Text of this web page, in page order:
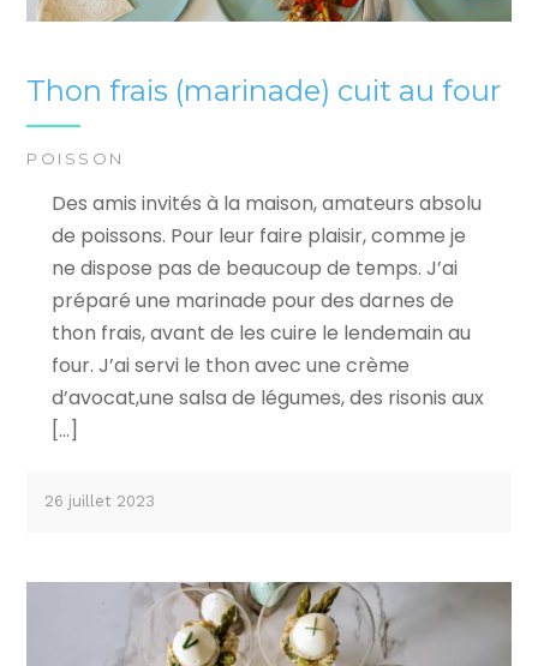
Thon frais (marinade) cuit au four
POISSON
Des amis invités à la maison, amateurs absolu
de poissons. Pour leur faire plaisir, comme je
ne dispose pas de beaucoup de temps. J’ai
préparé une marinade pour des darnes de
thon frais, avant de les cuire le lendemain au
four. J’ai servi le thon avec une crème
d’avocat,une salsa de légumes, des risonis aux
[…]
26 juillet 2023